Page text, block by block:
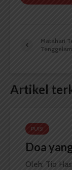
Matahari
Tenggelam
Artikel
PUISI
Doa
Oleh: Tio